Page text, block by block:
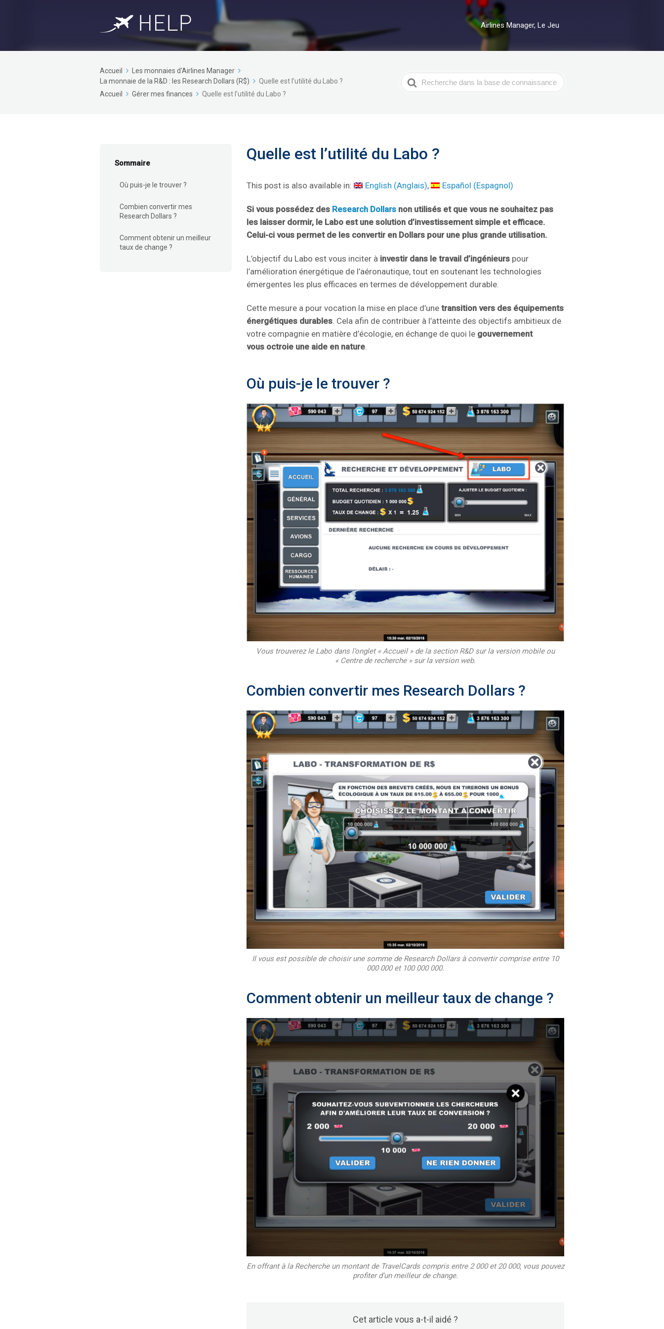
Airlines Manager, Le Jeu
Accueil
Les monnaies d'Airlines Manager
La monnaie de la R&D : les Research Dollars (R$)
Quelle est l’utilité du Labo ?
Accueil
Gérer mes finances Quelle est l’utilité du Labo ?
Rechercher
Sommaire
Où puis-je le trouver ?
Combien convertir mes
Research Dollars ?
Comment obtenir un meilleur
taux de change ?
Quelle est l’utilité du Labo ?
This post is also available in: English (Anglais) Español (Espagnol)
Si vous possédez des Research Dollars non utilisés et que vous ne souhaitez pas
les laisser dormir, le Labo est une solution d’investissement simple et efficace.
Celui-ci vous permet de les convertir en Dollars pour une plus grande utilisation.
L’objectif du Labo est vous inciter à investir dans le travail d’ingénieurs pour
l’amélioration énergétique de l’aéronautique, tout en soutenant les technologies
émergentes les plus efficaces en termes de développement durable.
Cette mesure a pour vocation la mise en place d’une transition vers des équipements
énergétiques durables. Cela afin de contribuer à l’atteinte des objectifs ambitieux de
votre compagnie en matière d’écologie, en échange de quoi le gouvernement
vous octroie une aide en nature.
Où puis-je le trouver ?
Vous trouverez le Labo dans l’onglet « Accueil » de la section R&D sur la version mobile ou
« Centre de recherche » sur la version web.
Combien convertir mes Research Dollars ?
Il vous est possible de choisir une somme de Research Dollars à convertir comprise entre 10
000 000 et 100 000 000.
Comment obtenir un meilleur taux de change ?
En offrant à la Recherche un montant de TravelCards compris entre 2 000 et 20 000, vous pouvez
profiter d’un meilleur de change.
Cet article vous a-t-il aidé ?